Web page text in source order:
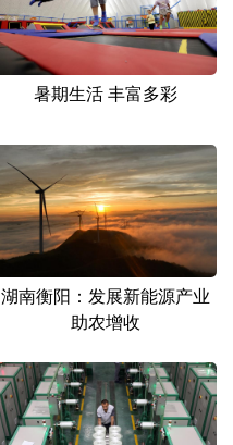
暑期生活 丰富多彩
湖南衡阳：发展新能源产业
助农增收